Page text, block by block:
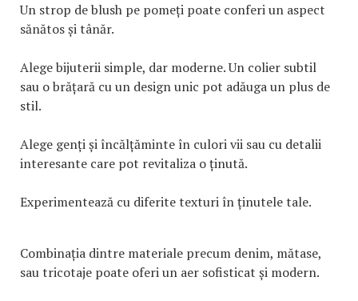
Un strop de blush pe pomeți poate conferi un aspect
sănătos și tânăr.
Alege bijuterii simple, dar moderne. Un colier subtil
sau o brățară cu un design unic pot adăuga un plus de
stil.
Alege genți și încălțăminte în culori vii sau cu detalii
interesante care pot revitaliza o ținută.
Experimentează cu diferite texturi în ținutele tale.
Combinația dintre materiale precum denim, mătase,
sau tricotaje poate oferi un aer sofisticat și modern.